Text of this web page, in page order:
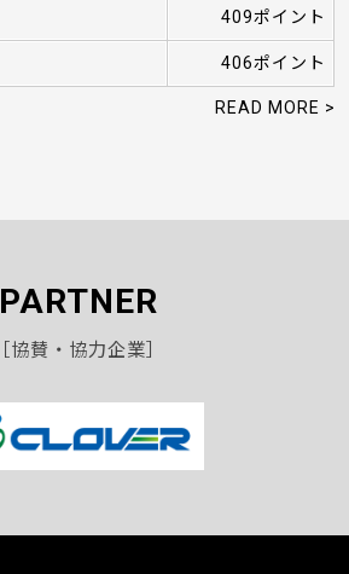
409ポイント
406ポイント
READ MORE >
PARTNER
［協賛・協力企業］